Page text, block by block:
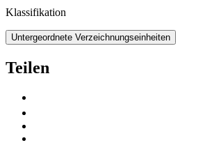
Klassifikation
Untergeordnete Verzeichnungseinheiten
Teilen